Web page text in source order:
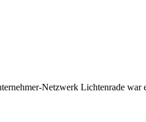
Netzwerk Lichtenrade war